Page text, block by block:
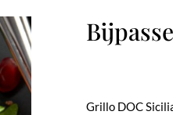
Grillo DOC